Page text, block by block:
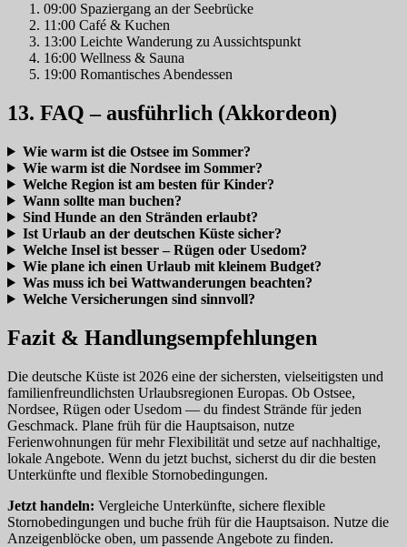
09:00 Spaziergang an der Seebrücke
11:00 Café & Kuchen
13:00 Leichte Wanderung zu Aussichtspunkt
16:00 Wellness & Sauna
19:00 Romantisches Abendessen
13. FAQ – ausführlich (Akkordeon)
Wie warm ist die Ostsee im Sommer?
Wie warm ist die Nordsee im Sommer?
Welche Region ist am besten für Kinder?
Wann sollte man buchen?
Sind Hunde an den Stränden erlaubt?
Ist Urlaub an der deutschen Küste sicher?
Welche Insel ist besser – Rügen oder Usedom?
Wie plane ich einen Urlaub mit kleinem Budget?
Was muss ich bei Wattwanderungen beachten?
Welche Versicherungen sind sinnvoll?
Fazit & Handlungsempfehlungen
Die deutsche Küste ist 2026 eine der sichersten, vielseitigsten und
familienfreundlichsten Urlaubsregionen Europas. Ob Ostsee,
Nordsee, Rügen oder Usedom — du findest Strände für jeden
Geschmack. Plane früh für die Hauptsaison, nutze
Ferienwohnungen für mehr Flexibilität und setze auf nachhaltige,
lokale Angebote. Wenn du jetzt buchst, sicherst du dir die besten
Unterkünfte und flexible Stornobedingungen.
Jetzt handeln: Vergleiche Unterkünfte, sichere flexible
Stornobedingungen und buche früh für die Hauptsaison. Nutze die
Anzeigenblöcke oben, um passende Angebote zu finden.